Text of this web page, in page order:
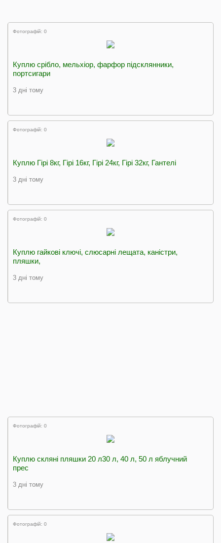
Фотографій: 0
Куплю срібло, мельхіор, фарфор підсклянники,
портсигари
3 дні тому
Фотографій: 0
Куплю Гірі 8кг, Гірі 16кг, Гірі 24кг, Гірі 32кг, Гантелі
3 дні тому
Фотографій: 0
Куплю гайкові ключі, слюсарні лещата, каністри,
пляшки,
3 дні тому
Фотографій: 0
Куплю скляні пляшки 20 л30 л, 40 л, 50 л яблучний
прес
3 дні тому
Фотографій: 0